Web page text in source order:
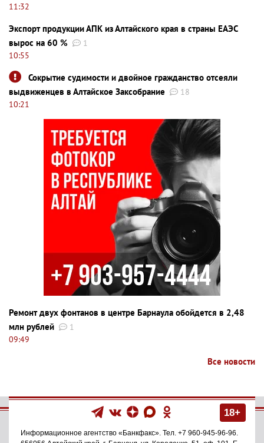
11:32
Экспорт продукции АПК из Алтайского края в страны ЕАЭС
вырос на 60 %
1
10:55
Сокрытие судимости и двойное гражданство отсеяли
выдвиженцев в Алтайское Заксобрание
18
10:21
Ремонт двух фонтанов в центре Барнаула обойдется в 2,48
млн рублей
1
09:49
Все новости
18+
Информационное агентство «Банкфакс» . Тел. +7 960-945-96-96